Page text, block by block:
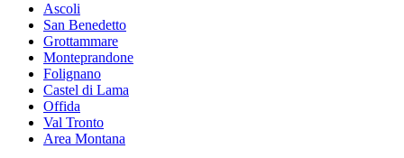
Ascoli
San Benedetto
Grottammare
Monteprandone
Folignano
Castel di Lama
Offida
Val Tronto
Area Montana